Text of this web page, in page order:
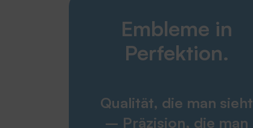
Embleme in
Perfektion.
Qualität, die man sieht
– Präzision, die man